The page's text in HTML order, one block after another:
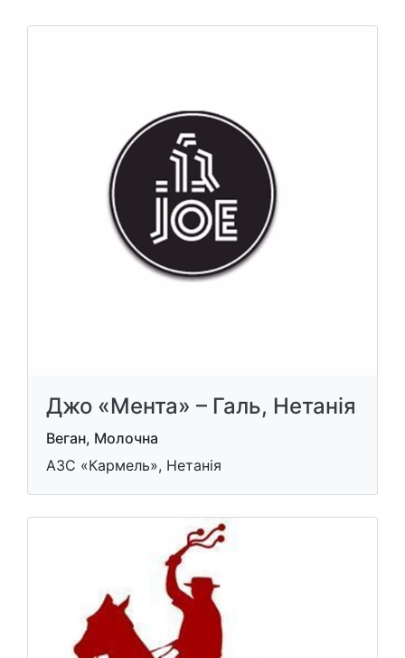
Джо «Мента» – Галь, Нетанія
Веган, Молочна
АЗС «Кармель», Нетанія